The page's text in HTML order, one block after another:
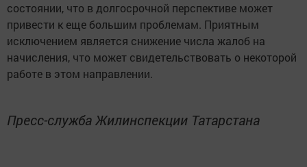
состоянии, что в долгосрочной перспективе может
привести к еще большим проблемам. Приятным
исключением является снижение числа жалоб на
начисления, что может свидетельствовать о некоторой
работе в этом направлении.
Пресс-служба Жилинспекции Татарстана